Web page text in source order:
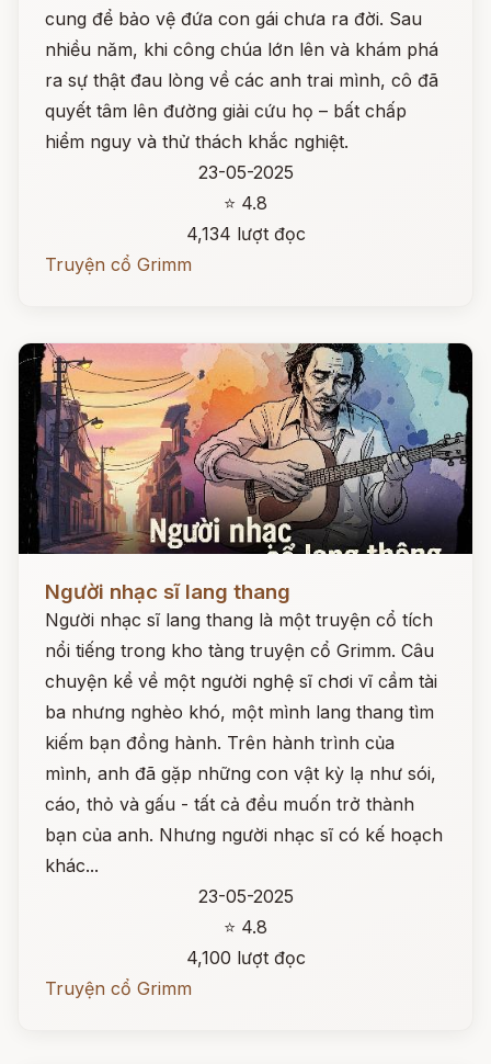
cung để bảo vệ đứa con gái chưa ra đời. Sau
nhiều năm, khi công chúa lớn lên và khám phá
ra sự thật đau lòng về các anh trai mình, cô đã
quyết tâm lên đường giải cứu họ – bất chấp
hiểm nguy và thử thách khắc nghiệt.
23-05-2025
⭐ 4.8
4,134 lượt đọc
Truyện cổ Grimm
Người nhạc sĩ lang thang
Người nhạc sĩ lang thang là một truyện cổ tích
nổi tiếng trong kho tàng truyện cổ Grimm. Câu
chuyện kể về một người nghệ sĩ chơi vĩ cầm tài
ba nhưng nghèo khó, một mình lang thang tìm
kiếm bạn đồng hành. Trên hành trình của
mình, anh đã gặp những con vật kỳ lạ như sói,
cáo, thỏ và gấu - tất cả đều muốn trở thành
bạn của anh. Nhưng người nhạc sĩ có kế hoạch
khác...
23-05-2025
⭐ 4.8
4,100 lượt đọc
Truyện cổ Grimm